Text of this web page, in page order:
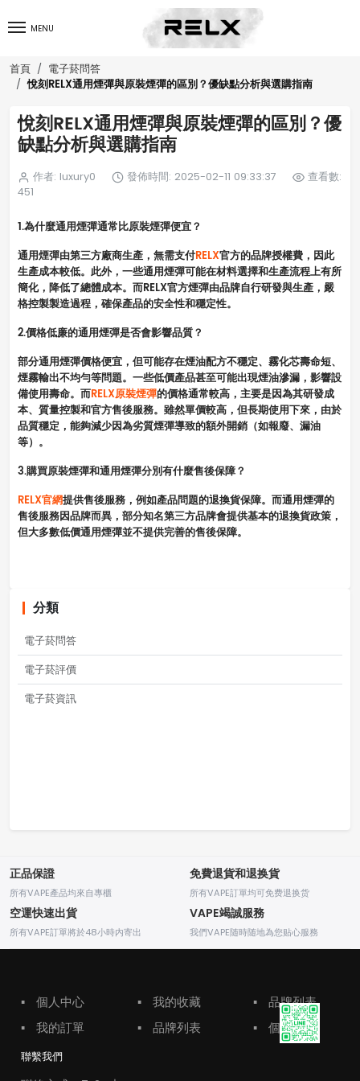
MENU
首頁 電子菸問答
悅刻RELX通用煙彈與原裝煙彈的區別？優缺點分析與選購指南
悅刻RELX通用煙彈與原裝煙彈的區別？優
缺點分析與選購指南
作者: luxury0 發佈時間: 2025-02-11 09:33:37
查看數:
451
1.為什麼通用煙彈通常比原裝煙彈便宜？
通用煙彈由第三方廠商生產，無需支付RELX官方的品牌授權費，因此
生產成本較低。此外，一些通用煙彈可能在材料選擇和生產流程上有所
簡化，降低了總體成本。而RELX官方煙彈由品牌自行研發與生產，嚴
格控製製造過程，確保產品的安全性和穩定性。
2.價格低廉的通用煙彈是否會影響品質？
部分通用煙彈價格便宜，但可能存在煙油配方不穩定、霧化芯壽命短、
煙霧輸出不均勻等問題。一些低價產品甚至可能出現煙油滲漏，影響設
備使用壽命。而RELX原裝煙彈的價格通常較高，主要是因為其研發成
本、質量控製和官方售後服務。雖然單價較高，但長期使用下來，由於
品質穩定，能夠減少因為劣質煙彈導致的額外開銷（如報廢、漏油
等）。
3.購買原裝煙彈和通用煙彈分別有什麼售後保障？
RELX官網提供售後服務，例如產品問題的退換貨保障。而通用煙彈的
售後服務因品牌而異，部分知名第三方品牌會提供基本的退換貨政策，
但大多數低價通用煙彈並不提供完善的售後保障。
分類
電子菸問答
電子菸評價
電子菸資訊
正品保證
所有VAPE產品均來自專櫃
免費退貨和退换貨
所有VAPE訂單均可免费退换货
空運快速出貨
所有VAPE訂單將於48小時内寄出
VAPE竭誠服務
我們VAPE随時随地為您贴心服務
▪
個人中心
▪
我的訂單
▪
我的收藏
▪
品牌列表
▪
品牌列表
▪
個人中心
聯繫我們